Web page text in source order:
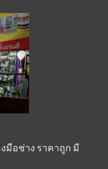
มือช่าง ราคาถูก มี